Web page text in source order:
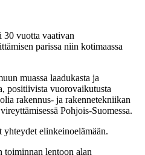
vuotta vaativan
parissa niin kotimaassa
muassa laadukasta ja
positiivista vuorovaikutusta
rakennus- ja rakennetekniikan
Pohjois-Suomessa.
yhteydet elinkeinoelämään.
lentoon alan